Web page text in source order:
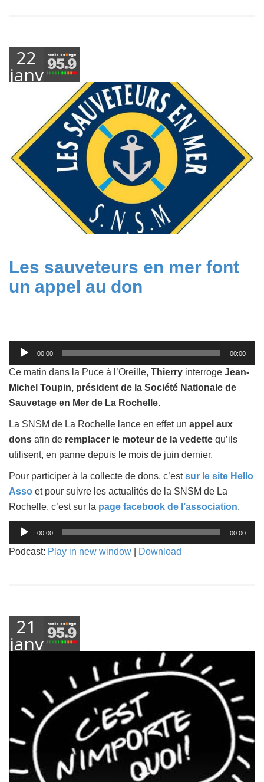
22
janvier
Les sauveteurs en mer font
un appel au don
Lecteur
audio
00:00 00:00
Ce matin dans la Puce à l’Oreille, Thierry interroge Jean-
Michel Toupin, président de la Société Nationale de
Sauvetage en Mer de La Rochelle.
La SNSM de La Rochelle lance en effet un appel aux
dons afin de remplacer le moteur de la vedette qu’ils
utilisent, en panne depuis le mois de juin dernier.
Pour participer à la collecte de dons, c’estsur le site Hello
Asso et pour suivre les actualités de la SNSM de La
Rochelle, c’est sur la page facebook de l’association.
Lecteur
audio
00:00 00:00
Podcast: Play in new window Download
21
janvier